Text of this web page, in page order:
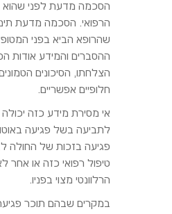
הסכמה מדעת לפני שהוא
הרפואי. הסכמה מדעת
שהרופא הביא בפני
ההסברים והמידע אודות
הצלחתו, הסיכונים הטמונים
חלופיים אפשריים.
אי מסירת מידע כזה
לתביעה בשל פגיעה
פגיעה בזכות של החולה
טיפול רפואי כזה או
הרלוונטי מצוי בפניו.
במקרים שבהם תוכר פגיעה